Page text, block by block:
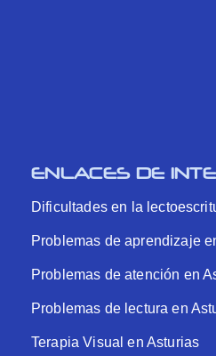
ENLACES DE
Dificultades en la
Problemas de aprendizaje
Problemas de atención en
Problemas de lectura en
Terapia Visual en Asturias